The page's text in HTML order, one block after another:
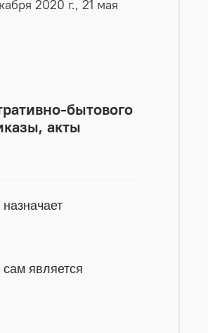
2020 г., 21 мая
бытового
акты
является